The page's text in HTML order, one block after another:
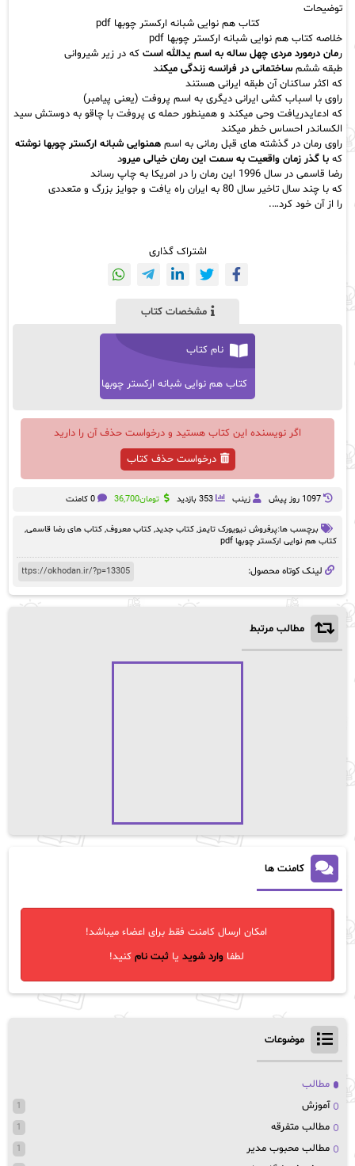
عدد
توضیحات
کتاب هم نوایی شبانه ارکستر چوبها pdf
خلاصه کتاب هم نوایی شبانه ارکستر چوبها pdf
رمان درمورد مردی چهل ساله به اسم یدالله استکه در زیر شیروانی
طبقه ششم ساختمانی درفرانسهزندگی میکند
که اکثر ساکنان آن طبقه ایرانی هستند
راوی با اسباب کشی ایرانی دیگری به اسم پروفت (یعنی پیامبر)
که ادعایدریافت وحی میکند و همینطور حمله ی پروفت با چاقو به دوستش سید
الکساندر احساس خطر میکند
راوی رمان در گذشته های قبل رمانی به اسمهمنوایی شبانه ارکستر چوبها نوشته
که با گذر زمان واقعیت به سمت این رمان خیالی میرود
رضا قاسمیدر سال 1996 این رمان را در امریکا به چاپ رساند
که با چند سال تاخیر سال 80 به ایران راه یافت و جوایز بزرگ و متعددی
را از آن خود کرد….
اشتراک گذاری
مشخصات کتاب
نام کتاب
کتاب هم نوایی شبانه ارکستر چوبها
اگر نویسنده این کتاب هستید و درخواست حذف آن را دارید
درخواست حذف کتاب
1097 روز پيش زینب 353 بازدید تومان36,700 0 کامنت
برچسب ها:پرفروش نیویورک تایمز, کتاب جدید, کتاب معروف, کتاب های رضا قاسمی,
کتاب هم نوایی ارکستر چوبها pdf
لینک کوتاه محصول:
مطالب مرتبط
کامنت ها
امکان ارسال کامنت فقط برای اعضاء میباشد!
لطفاوارد شوید یاثبت نام کنید!
موضوعات
مطالب
آموزش
1
مطالب متفرقه 1
مطالب محبوب مدیر 1